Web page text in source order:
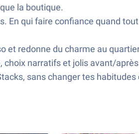
la boutique.
En qui faire confiance quand
et redonne du charme au
choix narratifs et jolis avant/
sans changer tes habitudes